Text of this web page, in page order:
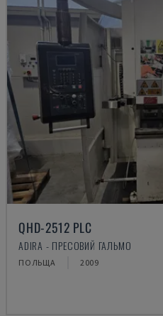
QHD-2512 PLC
ADIRA - ПРЕСОВИЙ ГАЛЬМО
ПОЛЬЩА 2009